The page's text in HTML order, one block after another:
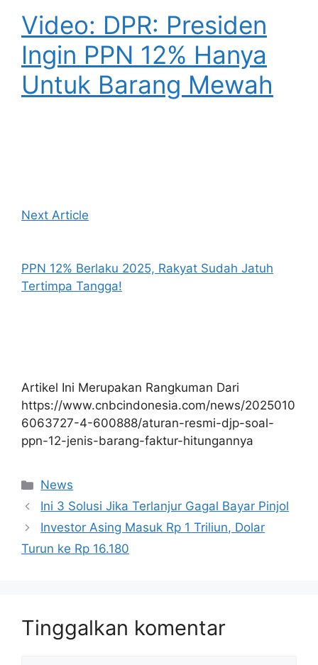
Video: DPR: Presiden
Ingin PPN 12% Hanya
Untuk Barang Mewah
Next Article
PPN 12% Berlaku 2025, Rakyat Sudah Jatuh
Tertimpa Tangga!
Artikel Ini Merupakan Rangkuman Dari
https://www.cnbcindonesia.com/news/2025010
6063727-4-600888/aturan-resmi-djp-soal-
ppn-12-jenis-barang-faktur-hitungannya
Kategori
News
Ini 3 Solusi Jika Terlanjur Gagal Bayar Pinjol
Investor Asing Masuk Rp 1 Triliun, Dolar
Turun ke Rp 16.180
Tinggalkan komentar